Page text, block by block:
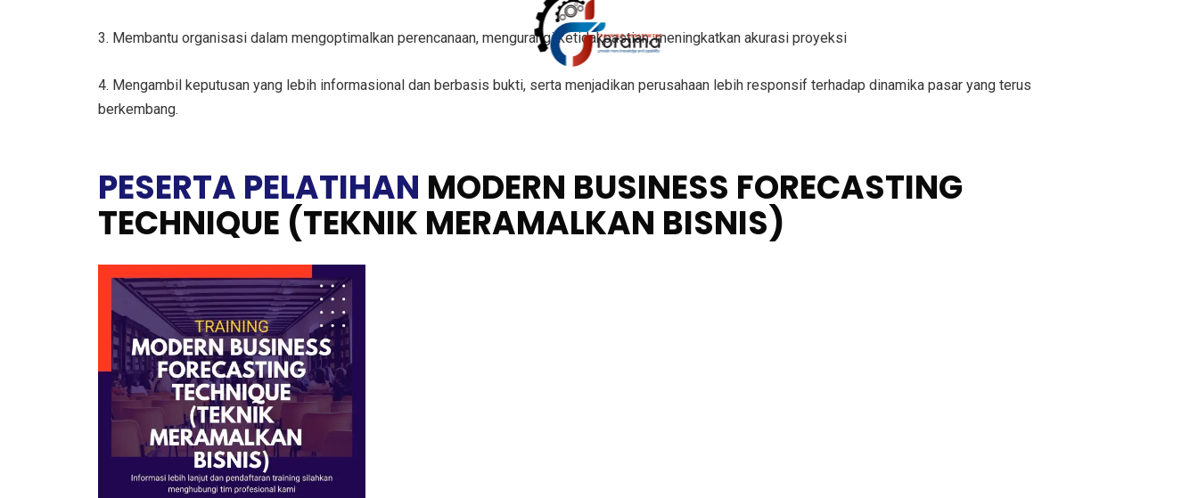
3. Membantu organisasi dalam mengoptimalkan perencanaan, mengurangi ketidakpastian, meningkatkan akurasi proyeksi
4. Mengambil keputusan yang lebih informasional dan berbasis bukti, serta menjadikan perusahaan lebih responsif terhadap dinamika pasar yang terus
berkembang.
PESERTA PELATIHAN MODERN BUSINESS FORECASTING
TECHNIQUE (TEKNIK MERAMALKAN BISNIS)